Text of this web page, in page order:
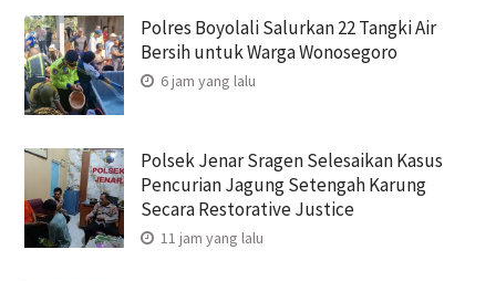
Polres Boyolali Salurkan 22 Tangki Air
Bersih untuk Warga Wonosegoro
6 jam yang lalu
Polsek Jenar Sragen Selesaikan Kasus
Pencurian Jagung Setengah Karung
Secara Restorative Justice
11 jam yang lalu